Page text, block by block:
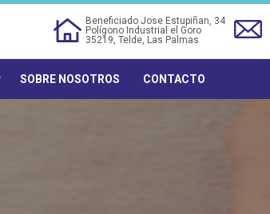
Beneficiado Jose Estupiñan, 34
Polígono Industrial el Goro
35219, Telde, Las Palmas
SOBRE NOSOTROS CONTACTO